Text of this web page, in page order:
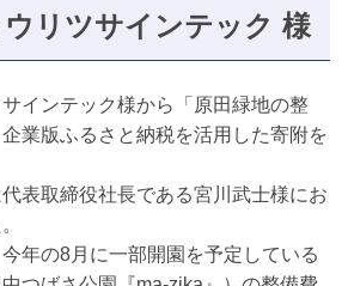
リツサインテック 様
インテック様から「原田緑地の整
業版ふるさと納税を活用した寄附を
表取締役社長である宮川武士様にお
年の8月に一部開園を予定している